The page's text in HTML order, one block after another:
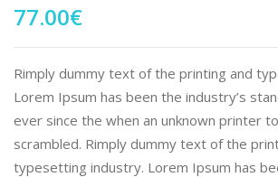
77.00€
Rimply dummy text of the printing and
Lorem Ipsum has been the industry’s
ever since the when an unknown printer
scrambled. Rimply dummy text of the
typesetting industry. Lorem Ipsum has